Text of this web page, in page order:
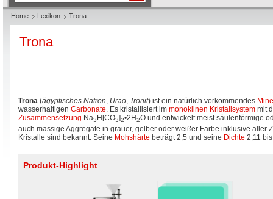
Home Lexikon Trona
Trona
Trona (ägyptisches Natron, Urao, Tronit) ist ein natürlich vorkommendes
wasserhaltigen Carbonate. Es kristallisiert im monoklinen Kristallsystem mit
Zusammensetzung Na3 H[CO3]2•2H2O und entwickelt meist säulenförmige
auch massige Aggregate in grauer, gelber oder weißer Farbe inklusive aller
Kristalle sind bekannt. Seine Mohshärte beträgt 2,5 und seine Dichte 2,11
Produkt-Highlight